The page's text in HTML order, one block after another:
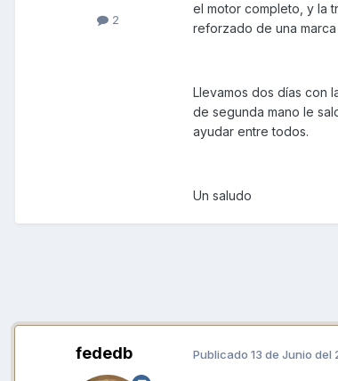
2
el motor completo, y la
reforzado de una
Llevamos dos días con
de segunda mano le
ayudar entre todos.
Un saludo
fededb Publicado 13 de Junio del